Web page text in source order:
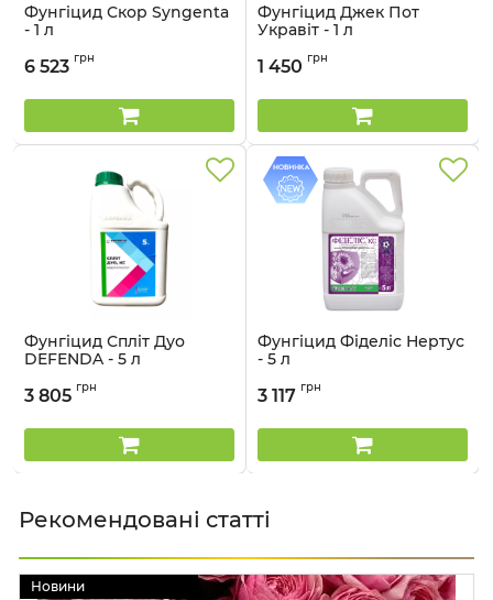
Фунгіцид Скор Syngenta
- 1 л
6 523 грн
Фунгіцид Джек Пот
Укравіт - 1 л
1 450 грн
Фунгіцид Спліт Дуо
DEFENDA - 5 л
3 805 грн
Фунгіцид Фіделіс Нертус
- 5 л
3 117 грн
Рекомендовані статті
Новини